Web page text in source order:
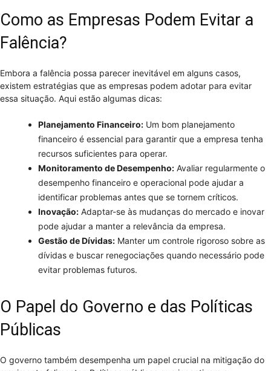
Como as Empresas Podem Evitar a
Falência?
Embora a falência possa parecer inevitável em alguns casos,
existem estratégias que as empresas podem adotar para evitar
essa situação. Aqui estão algumas dicas:
Planejamento Financeiro: Um bom planejamento
financeiro é essencial para garantir que a empresa tenha
recursos suficientes para operar.
Monitoramento de Desempenho: Avaliar regularmente o
desempenho financeiro e operacional pode ajudar a
identificar problemas antes que se tornem críticos.
Inovação: Adaptar-se às mudanças do mercado e inovar
pode ajudar a manter a relevância da empresa.
Gestão de Dívidas: Manter um controle rigoroso sobre as
dívidas e buscar renegociações quando necessário pode
evitar problemas futuros.
O Papel do Governo e das Políticas
Públicas
O governo também desempenha um papel crucial na mitigação do